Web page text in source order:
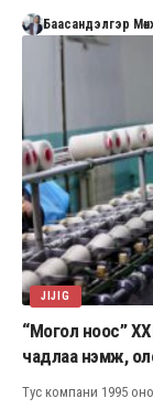
Баасандэлгэр
JIJIG
“Могол ноос”
чадлаа нэмж,
Тус компани 1995